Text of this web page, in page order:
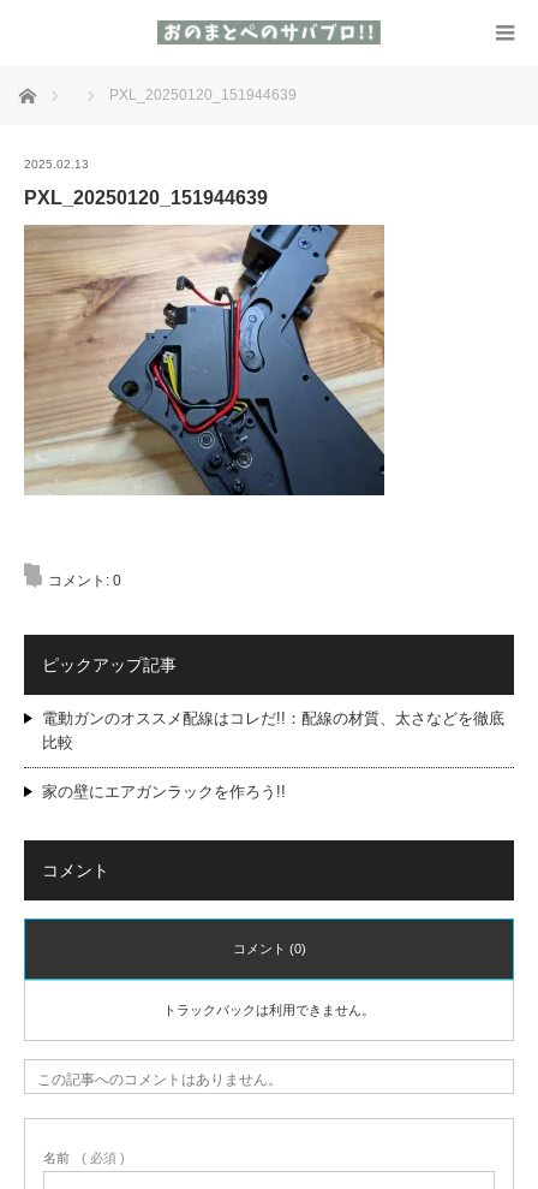
ホーム PXL_20250120_151944639
2025.02.13
PXL_20250120_151944639
コメント: 0
ピックアップ記事
電動ガンのオススメ配線はコレだ!!：配線の材質、太さなどを徹底
比較
家の壁にエアガンラックを作ろう!!
コメント
コメント (0)
トラックバックは利用できません。
この記事へのコメントはありません。
名前 ( 必須 )